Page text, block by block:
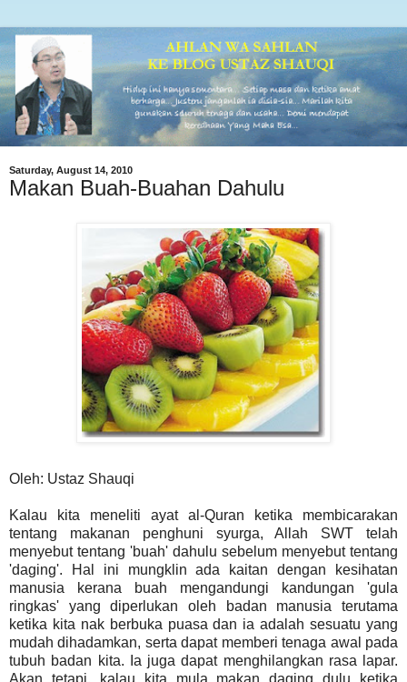
Saturday, August 14, 2010
Makan Buah-Buahan Dahulu
Oleh: Ustaz Shauqi
Kalau kita meneliti ayat al-Quran ketika membicarakan
tentang makanan penghuni syurga, Allah SWT telah
menyebut tentang 'buah' dahulu sebelum menyebut tentang
'daging'. Hal ini mungklin ada kaitan dengan kesihatan
manusia kerana buah mengandungi kandungan 'gula
ringkas' yang diperlukan oleh badan manusia terutama
ketika kita nak berbuka puasa dan ia adalah sesuatu yang
mudah dihadamkan, serta dapat memberi tenaga awal pada
tubuh badan kita. Ia juga dapat menghilangkan rasa lapar.
Akan tetapi, kalau kita mula makan daging dulu ketika